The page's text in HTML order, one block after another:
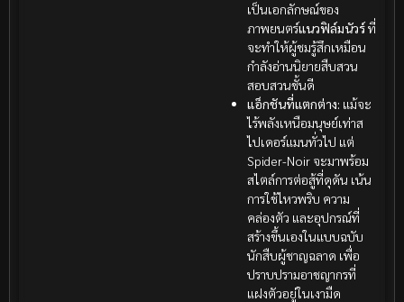
เป็นเอกลักษณ์ของ
ภาพยนตร์แนวฟิล์มนัวร์ที่
จะทำให้ผู้ชมรู้สึกเหมือน
กำลังอ่านนิยายสืบสวน
สอบสวนชั้นดี
แอ็กชันที่แตกต่าง: แม้จะ
ไร้พลังเหนือมนุษย์เท่าส
ไปเดอร์แมนทั่วไป แต่
Spider-Noir จะมาพร้อม
สไตล์การต่อสู้ที่ดุดัน เน้น
การใช้ไหวพริบ ความ
คล่องตัว และอุปกรณ์ที่
สร้างขึ้นเองในแบบฉบับ
นักสืบผู้ชาญฉลาด เพื่อ
ปราบปรามอาชญากรที่
แฝงตัวอยู่ในเงามืด